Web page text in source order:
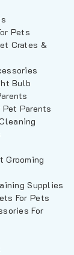
Pets
Crates &
Bulb
Pet Parents
Supplies
For Pets
For